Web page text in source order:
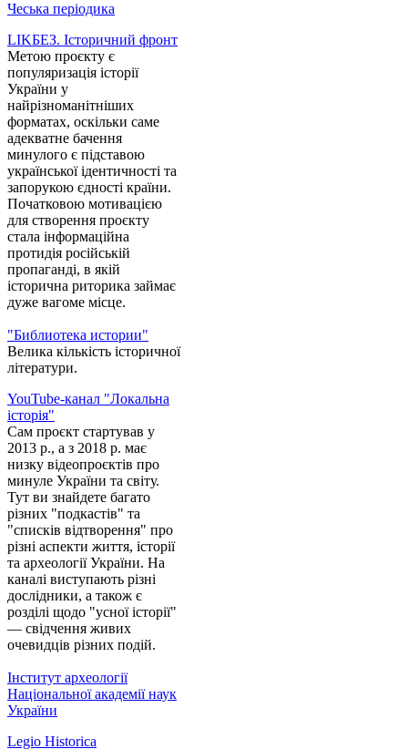
Чеська періодика
LIKБЕЗ. Історичний фронт
Метою проєкту є
популяризація історії
України у
найрізноманітніших
форматах, оскільки саме
адекватне бачення
минулого є підставою
української ідентичності та
запорукою єдності країни.
Початковою мотивацією
для створення проєкту
стала інформаційна
протидія російській
пропаганді, в якій
історична риторика займає
дуже вагоме місце.
"Библиотека истории"
Велика кількість історичної
літератури.
YouTube-канал "Локальна
історія"
Сам проєкт стартував у
2013 р., а з 2018 р. має
низку відеопроєктів про
минуле України та світу.
Тут ви знайдете багато
різних "подкастів" та
"списків відтворення" про
різні аспекти життя, історії
та археології України. На
каналі виступають різні
дослідники, а також є
розділі щодо "усної історії"
— свідчення живих
очевидців різних подій.
Інститут археології
Національної академії наук
України
Legio Historica